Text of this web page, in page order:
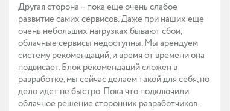
Другая сторона – пока еще очень слабое
развитие самих сервисов. Даже при наших еще
очень небольших нагрузках бывают сбои,
облачные сервисы недоступны. Мы арендуем
систему рекомендаций, и время от времени она
подвисает. Блок рекомендаций сложен в
разработке, мы сейчас делаем такой для себя, но
дело идет не быстро. Пока что подключили
облачное решение сторонних разработчиков.